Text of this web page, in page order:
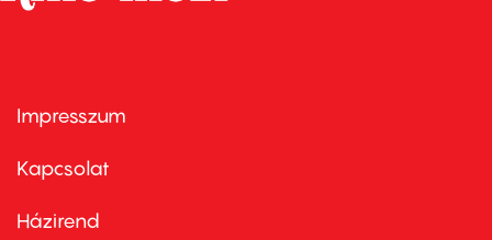
Footer
first
Impresszum
Kapcsolat
Footer
Házirend